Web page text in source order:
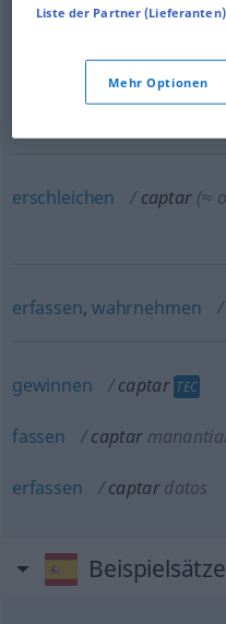
hereinbekommen captar
captaratención
erschleichen captar (≈
erfassen, wahrnehmen
gewinnen captar TEC
fassen captar
erfassen captar datos
Liste der Partner (Lieferanten)
Mehr Optionen